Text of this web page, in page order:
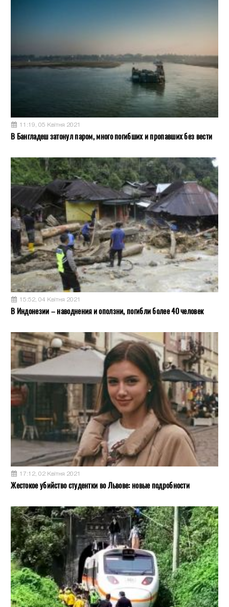
11:19, 05 Квітня 2021
В Бангладеш затонул паром, много погибших и пропавших без вести
15:52, 04 Квітня 2021
В Индонезии – наводнения и оползни, погибли более 40 человек
17:12, 02 Квітня 2021
Жестокое убийство студентки во Львове: новые подробности